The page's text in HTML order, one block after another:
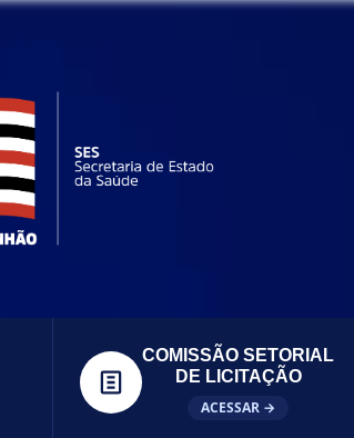
COMISSÃO SETORIAL
DE LICITAÇÃO
ACESSAR →